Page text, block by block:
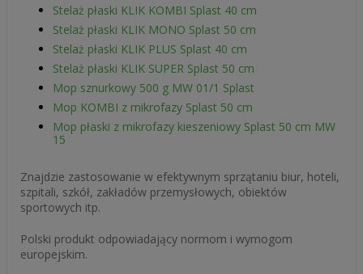
Stelaż płaski KLIK KOMBI Splast 40 cm
Stelaż płaski KLIK MONO Splast 50 cm
Stelaż płaski KLIK PLUS Splast 40 cm
Stelaż płaski KLIK SUPER Splast 50 cm
Mop sznurkowy 500 g MW 01/1 Splast
Mop KOMBI z mikrofazy Splast 50 cm
Mop płaski z mikrofazy kieszeniowy Splast 50 cm MW
15
Znajdzie zastosowanie w efektywnym sprzątaniu biur, hoteli,
szpitali, szkół, zakładów przemysłowych, obiektów
sportowych itp.
Polski produkt odpowiadający normom i wymogom
europejskim.